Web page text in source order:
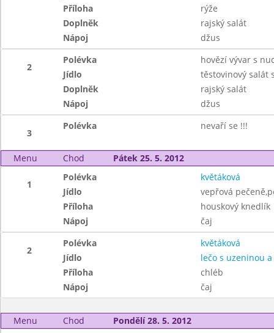
Příloha
rýže
Doplněk
rajský salát
Nápoj
džus
2
Polévka
hovězí vývar s
Jídlo
těstovinový salát
Doplněk
rajský salát
Nápoj
džus
3
Polévka nevaří se !!!
Menu Chod Pátek 25. 5. 2012
1
Polévka
květáková
Jídlo
vepřová
Příloha
houskový knedlík
Nápoj
čaj
2
Polévka
květáková
Jídlo
lečo s uzeninou
Příloha
chléb
Nápoj
čaj
Menu Chod Pondělí 28. 5. 2012